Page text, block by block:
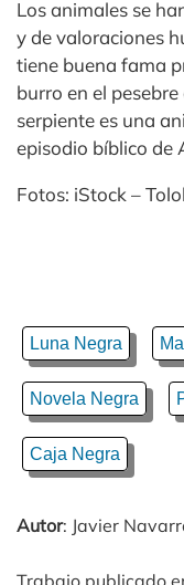
Los animales se
y de valoraciones
tiene buena fama
burro en el
serpiente es una
episodio bíblico de
Fotos: iStock –
Luna Negra
Novela Negra
Caja Negra
Autor: Javier